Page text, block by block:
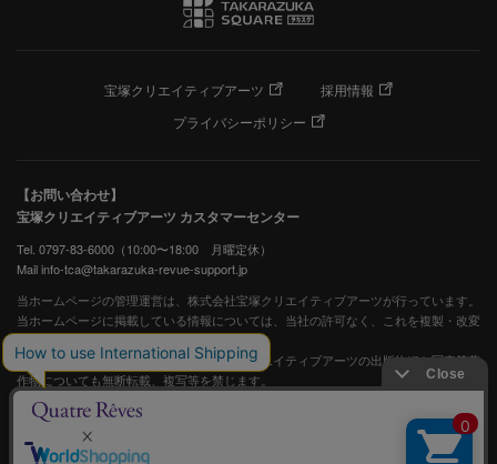
宝塚クリエイティブアーツ
採用情報
プライバシーポリシー
【お問い合わせ】
宝塚クリエイティブアーツ カスタマーセンター
Tel. 0797-83-6000（10:00〜18:00 月曜定休）
Mail info-tca@takarazuka-revue-support.jp
当ホームページの管理運営は、株式会社宝塚クリエイティブアーツが行っています。
当ホームページに掲載している情報については、当社の許可なく、これを複製・改変
することを固く禁止します。
また、阪急電鉄並びに宝塚歌劇団、宝塚クリエイティブアーツの出版物ほか写真等著
作物についても無断転載、複写等を禁じます。
宝塚歌劇公式ホームページ
JASRAC許諾番号：S0507081515